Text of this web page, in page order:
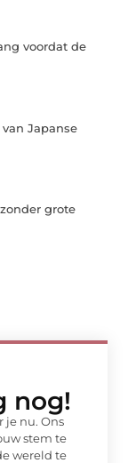
voordat de
Japanse
grote
nog!
je nu. Ons
stem te
wereld te